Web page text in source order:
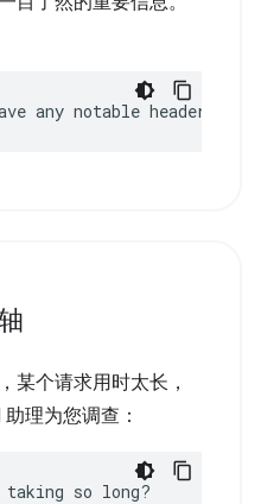
any notable headers?
某个请求用时太长，
理为您调查：
so long?